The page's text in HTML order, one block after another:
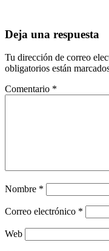
Deja una respuesta
Tu dirección de correo
obligatorios están
Comentario *
Nombre *
Correo electrónico *
Web